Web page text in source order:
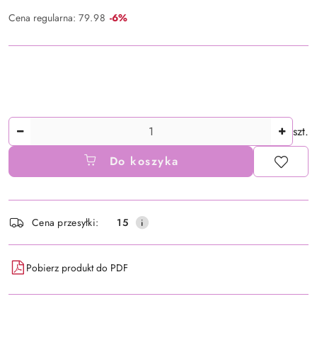
Cena regularna: 79.98 Rabat:
-6%
Ilość
szt.
Do koszyka
i
dostawa
Cena przesyłki: 15
Pobierz produkt do PDF